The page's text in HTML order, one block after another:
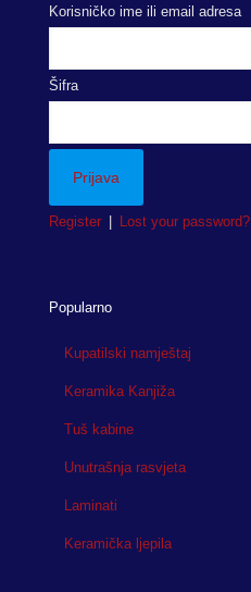
Korisničko ime ili email adresa
Šifra
Register Lost your password?
Popularno
Kupatilski namještaj
Keramika Kanjiža
Tuš kabine
Unutrašnja rasvjeta
Laminati
Keramička ljepila